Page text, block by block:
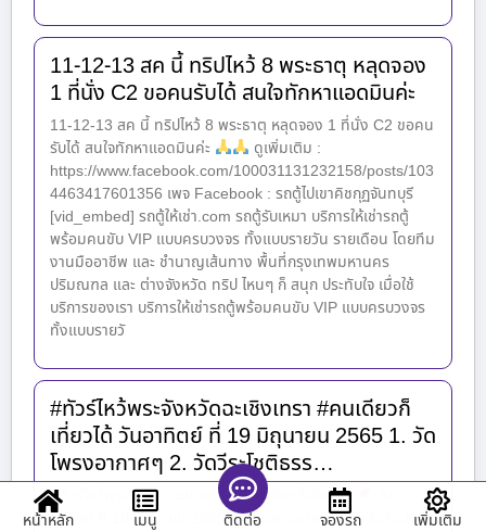
11-12-13 สค นี้ ทริปไหว้ 8 พระธาตุ หลุดจอง
1 ที่นั่ง C2 ขอคนรับได้ สนใจทักหาแอดมินค่ะ
11-12-13 สค นี้ ทริปไหว้ 8 พระธาตุ หลุดจอง 1 ที่นั่ง C2 ขอคน
รับได้ สนใจทักหาแอดมินค่ะ
ดูเพิ่มเติม :
https://www.facebook.com/100031131232158/posts/103
4463417601356 เพจ Facebook : รถตู้ไปเขาคิชกุฏจันทบุรี
[vid_embed] รถตู้ให้เช่า.com รถตู้รับเหมา บริการให้เช่ารถตู้
พร้อมคนขับ VIP แบบครบวงจร ทั้งแบบรายวัน รายเดือน โดยทีม
งานมืออาชีพ และ ชำนาญเส้นทาง พื้นที่กรุงเทพมหานคร
ปริมณฑล และ ต่างจังหวัด ทริป ไหนๆ ก็ สนุก ประทับใจ เมื่อใช้
บริการของเรา บริการให้เช่ารถตู้พร้อมคนขับ VIP แบบครบวงจร
ทั้งแบบรายวั
#ทัวร์ไหว้พระจังหวัดฉะเชิงเทรา #คนเดียวก็
เที่ยวได้ วันอาทิตย์ ที่ 19 มิถุนายน 2565 1. วัด
โพรงอากาศๆ 2. วัดวีระโชติธรร…
#ทัวร์ไหว้พระจังหวัดฉะเชิงเทรา #คนเดียวก็เที่ยวได้
อาทิตย์ ที่ 19 มิถุนายน 2565 1. วัดโพรงอากาศๆ 2. วัดวีระโชติ
หน้าหลัก เมนู ติดต่อ จองรถ เพิ่มเติม